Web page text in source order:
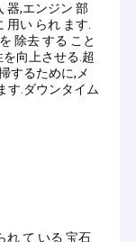
器,エンジン 部
用い られ ます.
除去 する こと
向上させる.超
するために,メ
す.ダウンタイム
れ て いる 宝石